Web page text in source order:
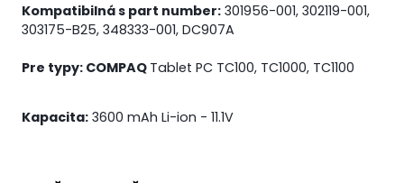
Kompatibilná s part number: 301956-001, 302119-001,
303175-B25, 348333-001, DC907A
Pre typy: COMPAQ Tablet PC TC100, TC1000, TC1100
Kapacita: 3600 mAhLi-ion - 11.1V